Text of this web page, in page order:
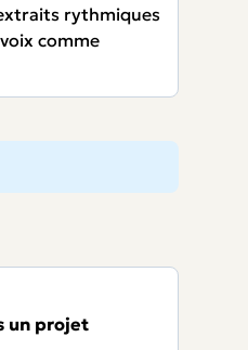
rythmiques
comme
un projet